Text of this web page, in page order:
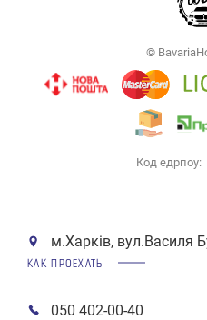
©
Код едрпоу:
м.Харків, вул.Василя
КАК ПРОЕХАТЬ
050 402-00-40